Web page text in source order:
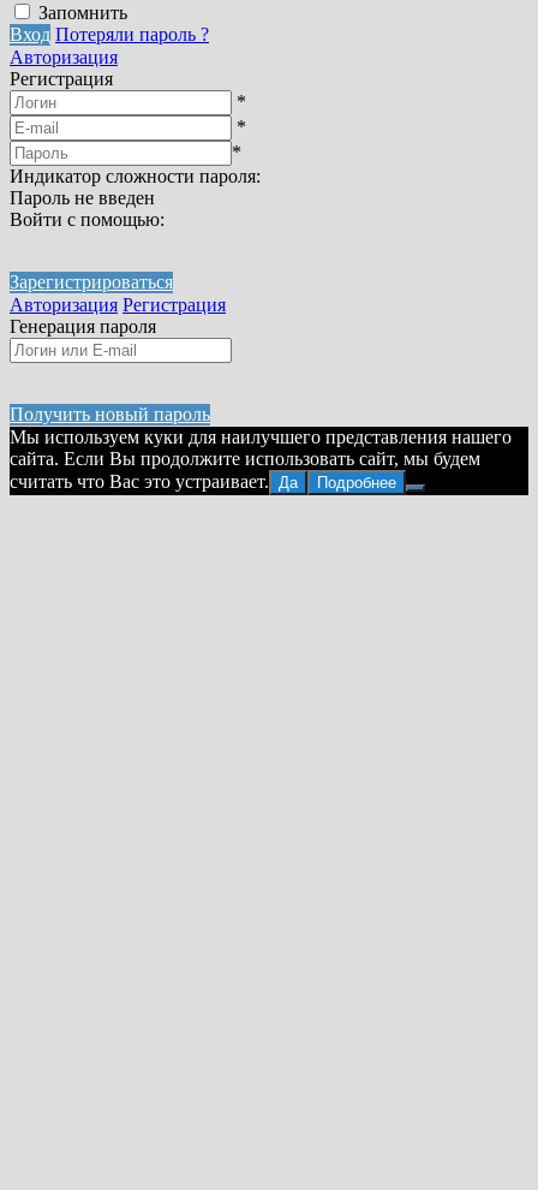
Запомнить
Вход Потеряли пароль ?
Авторизация
Регистрация
*
*
*
Индикатор сложности пароля:
Пароль не введен
Войти с помощью:
Зарегистрироваться
Авторизация Регистрация
Генерация пароля
Получить новый пароль
Мы используем куки для наилучшего представления нашего
сайта. Если Вы продолжите использовать сайт, мы будем
считать что Вас это устраивает.
Да Подробнее